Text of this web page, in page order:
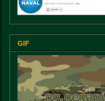
GIF